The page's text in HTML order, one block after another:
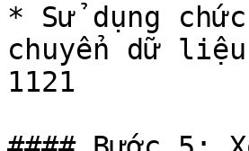
* Sử dụng
chuyển dữ
1121